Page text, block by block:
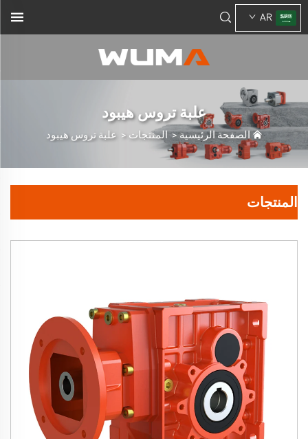
AR
علبة تروس هيبود
الصفحة الرئيسية> المنتجات > علبة تروس هيبود
المنتجات